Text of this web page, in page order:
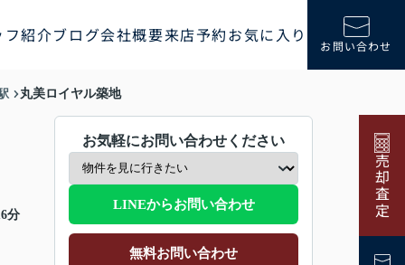
紹介ブログ会社概要来店予約お気に入り お問い合わせ
売却査定
丸美ロイヤル築地
分
お気軽にお問い合わせください
LINEからお問い合わせ
無料お問い合わせ